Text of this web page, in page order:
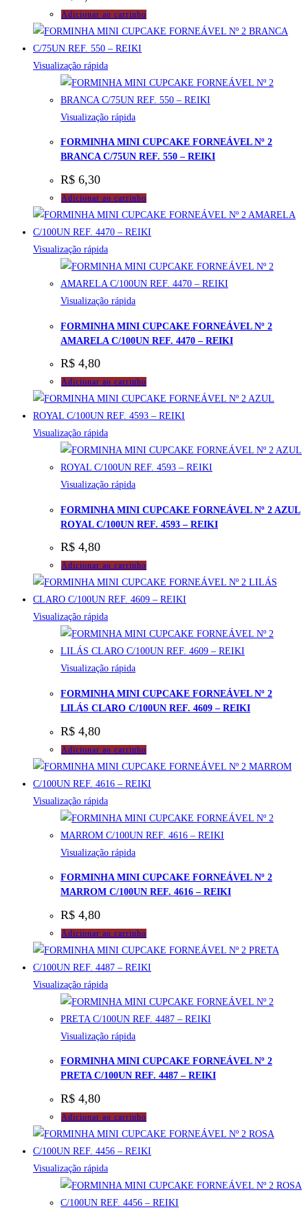
Adicionar ao carrinho
Visualização rápida
Visualização rápida
FORMINHA MINI CUPCAKE FORNEÁVEL Nº 2
BRANCA C/75UN REF. 550 – REIKI
R$ 6,30
Adicionar ao carrinho
Visualização rápida
Visualização rápida
FORMINHA MINI CUPCAKE FORNEÁVEL Nº 2
AMARELA C/100UN REF. 4470 – REIKI
R$ 4,80
Adicionar ao carrinho
Visualização rápida
Visualização rápida
FORMINHA MINI CUPCAKE FORNEÁVEL Nº 2 AZUL
ROYAL C/100UN REF. 4593 – REIKI
R$ 4,80
Adicionar ao carrinho
Visualização rápida
Visualização rápida
FORMINHA MINI CUPCAKE FORNEÁVEL Nº 2
LILÁS CLARO C/100UN REF. 4609 – REIKI
R$ 4,80
Adicionar ao carrinho
Visualização rápida
Visualização rápida
FORMINHA MINI CUPCAKE FORNEÁVEL Nº 2
MARROM C/100UN REF. 4616 – REIKI
R$ 4,80
Adicionar ao carrinho
Visualização rápida
Visualização rápida
FORMINHA MINI CUPCAKE FORNEÁVEL Nº 2
PRETA C/100UN REF. 4487 – REIKI
R$ 4,80
Adicionar ao carrinho
Visualização rápida